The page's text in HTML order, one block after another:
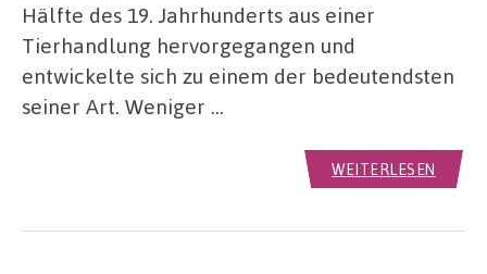
Hälfte des 19. Jahrhunderts aus einer
Tierhandlung hervorgegangen und
entwickelte sich zu einem der bedeutendsten
seiner Art. Weniger …
WEITERLESEN